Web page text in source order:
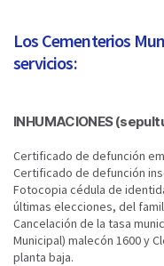
Los Cementerios
servicios:
INHUMACIONES
Certificado de defunción
Certificado de defunción
Fotocopia cédula de
últimas elecciones, del
​Cancelación de la tasa
Municipal) malecón 1600 y
planta baja.